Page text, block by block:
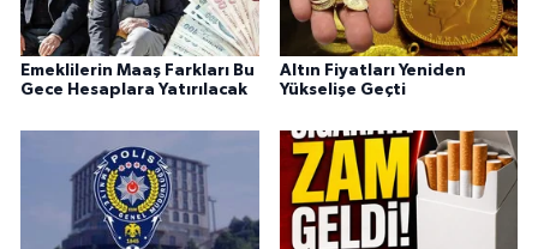
Emeklilerin Maaş Farkları Bu
Gece Hesaplara Yatırılacak
Altın Fiyatları Yeniden
Yükselişe Geçti